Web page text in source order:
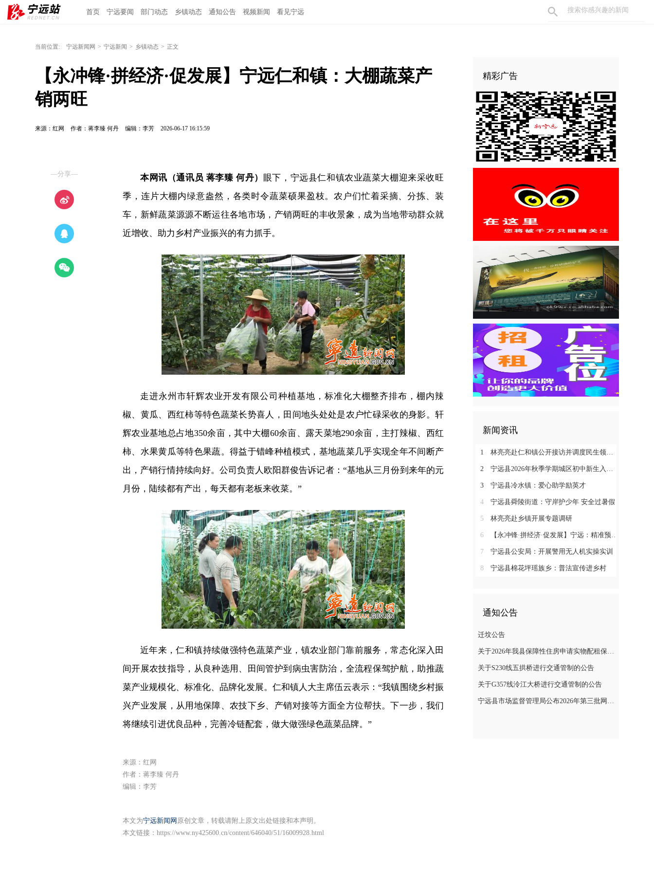
首页 宁远要闻 部门动态 乡镇动态 通知公告 视频新闻 看见宁远
当前位置: 宁远新闻网 > 宁远新闻 > 乡镇动态 > 正文
【永冲锋·拼经济·促发展】宁远仁和镇：大棚蔬菜产
销两旺
来源：红网 作者：蒋李臻 何丹 编辑：李芳 2026-06-17 16:15:59
—分享— 本网讯（通讯员 蒋李臻 何丹）
眼下，宁远县仁和镇农业蔬菜大棚迎来采收旺
季，连片大棚内绿意盎然，各类时令蔬菜硕果盈枝。农户们忙着采摘、分拣、装
车，新鲜蔬菜源源不断运往各地市场，产销两旺的丰收景象，成为当地带动群众就
近增收、助力乡村产业振兴的有力抓手。
走进永州市轩辉农业开发有限公司种植基地，标准化大棚整齐排布，棚内辣
椒、黄瓜、西红柿等特色蔬菜长势喜人，田间地头处处是农户忙碌采收的身影。轩
辉农业基地总占地350余亩，其中大棚60余亩、露天菜地290余亩，主打辣椒、西红
柿、水果黄瓜等特色果蔬。得益于错峰种植模式，基地蔬菜几乎实现全年不间断产
出，产销行情持续向好。公司负责人欧阳群俊告诉记者：“基地从三月份到来年的元
月份，陆续都有产出，每天都有老板来收菜。”
近年来，仁和镇持续做强特色蔬菜产业，镇农业部门靠前服务，常态化深入田
间开展农技指导，从良种选用、田间管护到病虫害防治，全流程保驾护航，助推蔬
菜产业规模化、标准化、品牌化发展。仁和镇人大主席伍云表示：“我镇围绕乡村振
兴产业发展，从用地保障、农技下乡、产销对接等方面全方位帮扶。下一步，我们
将继续引进优良品种，完善冷链配套，做大做强绿色蔬菜品牌。”
来源：红网
作者：蒋李臻 何丹
编辑：李芳
本文为宁远新闻网 原创文章，转载请附上原文出处链接和本声明。
本文链接： https://www.ny425600.cn/content/646040/51/16009928.html
精彩广告
新闻资讯
1 林亮亮赴仁和镇公开接访并调度民生领域信访工作
2 宁远县2026年秋季学期城区初中新生入学微机派位工作顺利收官
3 宁远县冷水镇：爱心助学励英才
4 宁远县舜陵街道：守岸护少年 安全过暑假
5 林亮亮赴乡镇开展专题调研
6 【永冲锋·拼经济·促发展】宁远：精准预约少跑路 阳光收烟暖农心
7 宁远县公安局：开展警用无人机实操实训
8 宁远县棉花坪瑶族乡：普法宣传进乡村
通知公告
迁坟公告
关于2026年我县保障性住房申请实物配租保障家庭的公示(第十一批)
关于S230线五拱桥进行交通管制的公告
关于G357线泠江大桥进行交通管制的公告
宁远县市场监督管理局公布2026年第三批网络餐饮食品安全整治典型案例